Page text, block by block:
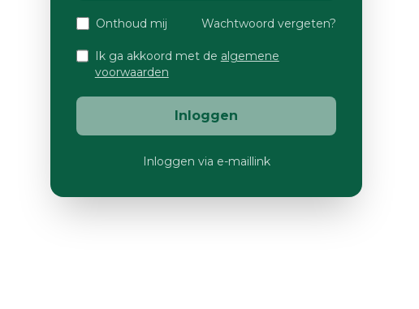
Onthoud mij Wachtwoord vergeten?
Ik ga akkoord met de algemene
voorwaarden
Inloggen
Inloggen via e-maillink